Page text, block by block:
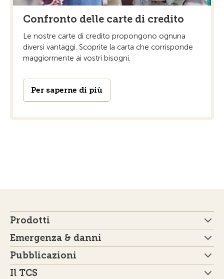
Confronto delle carte di credito
Le nostre carte di credito propongono ognuna
diversi vantaggi. Scoprite la carta che corrisponde
maggiormente ai vostri bisogni.
Per saperne di più
Prodotti
Emergenza & danni
Pubblicazioni
Il TCS